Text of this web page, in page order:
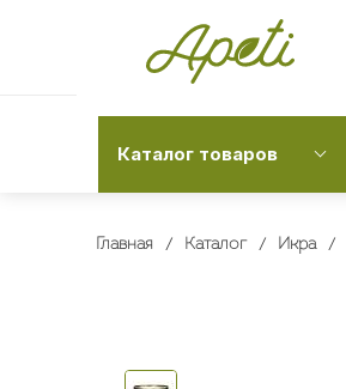
Каталог товаров
Главная Каталог Икра